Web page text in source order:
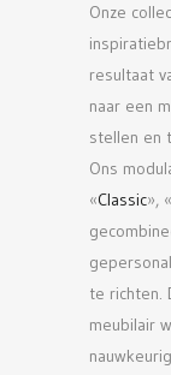
Onze
resultaat
naar een
stellen en
Ons
«Classic», «
te richten.
meubilair